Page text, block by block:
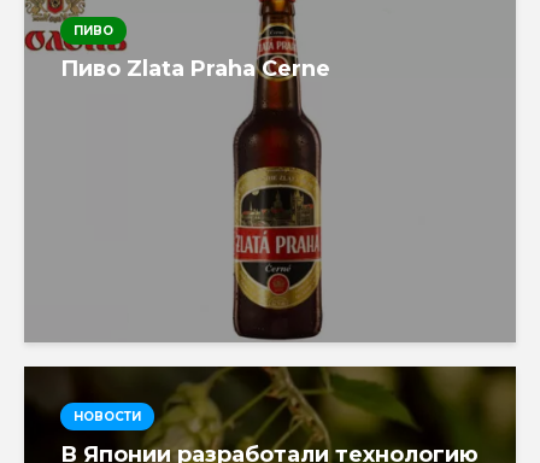
ПИВО
Пиво Zlata Praha Cerne
НОВОСТИ
В Японии разработали технологию